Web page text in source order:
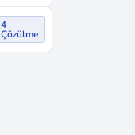
4
Çözülme